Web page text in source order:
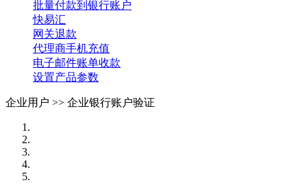
批量付款到银行账户
快易汇
网关退款
代理商手机充值
电子邮件账单收款
设置产品参数
企业用户 >> 企业银行账户验证